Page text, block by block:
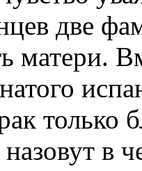
две
матери.
только
назовут